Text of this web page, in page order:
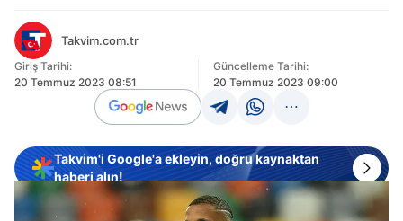
Takvim.com.tr
Giriş Tarihi:
20 Temmuz 2023 08:51
Güncelleme Tarihi:
20 Temmuz 2023 09:00
Takvim'i Google'a ekleyin, doğru kaynaktan
haberi alın!